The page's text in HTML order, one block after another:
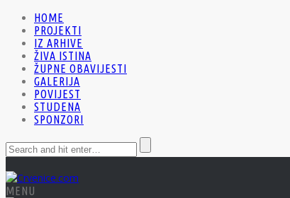
HOME
PROJEKTI
IZ ARHIVE
ŽIVA ISTINA
ŽUPNE OBAVIJESTI
GALERIJA
POVIJEST
STUDENA
SPONZORI
MENU